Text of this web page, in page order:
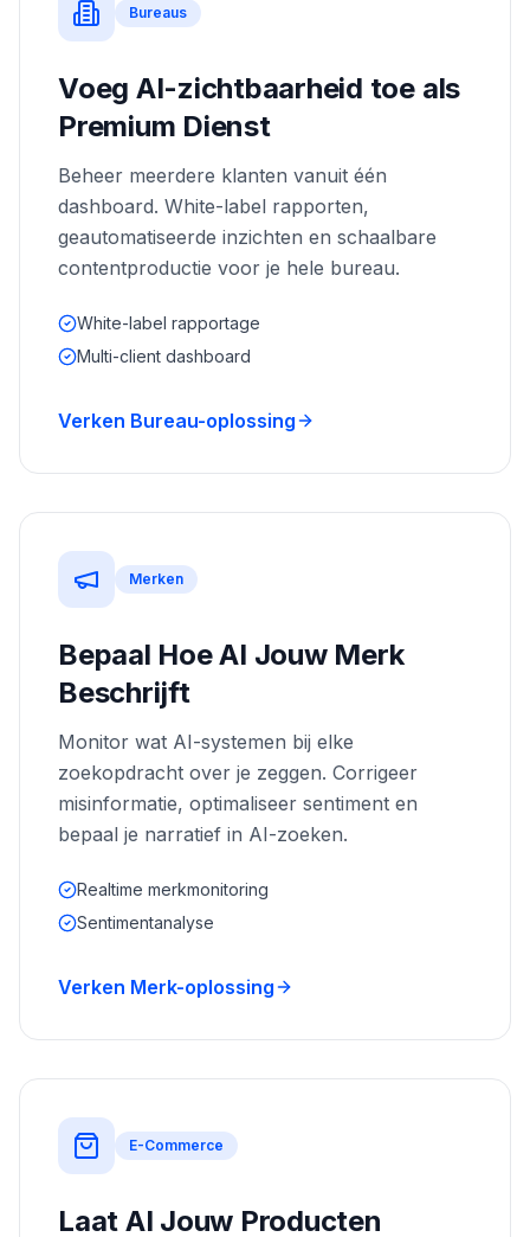
Bureaus
Voeg AI-zichtbaarheid toe als
Premium Dienst
Beheer meerdere klanten vanuit één
dashboard. White-label rapporten,
geautomatiseerde inzichten en schaalbare
contentproductie voor je hele bureau.
White-label rapportage
Multi-client dashboard
Verken Bureau-oplossing
Merken
Bepaal Hoe AI Jouw Merk
Beschrijft
Monitor wat AI-systemen bij elke
zoekopdracht over je zeggen. Corrigeer
misinformatie, optimaliseer sentiment en
bepaal je narratief in AI-zoeken.
Realtime merkmonitoring
Sentimentanalyse
Verken Merk-oplossing
E-Commerce
Laat AI Jouw Producten